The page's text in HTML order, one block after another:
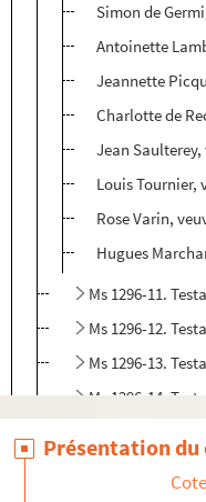
Simon de
Antoinette
Jeannette
Charlotte de
Jean
Louis Tournier,
Rose Varin,
Hugues
Ms 1296-11.
Ms 1296-12.
Ms 1296-13.
Ms 1296-14.
Présentation du
Cote